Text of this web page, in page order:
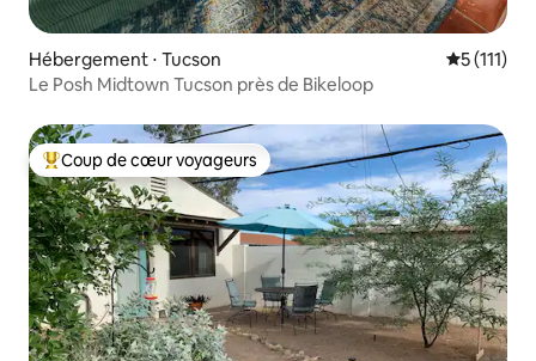
Hébergement ⋅ Tucson Évaluation
5 (111)
Le Posh Midtown Tucson près de Bikeloop
Coups de cœur voyageurs les plus appréciés
Coup de cœur voyageurs